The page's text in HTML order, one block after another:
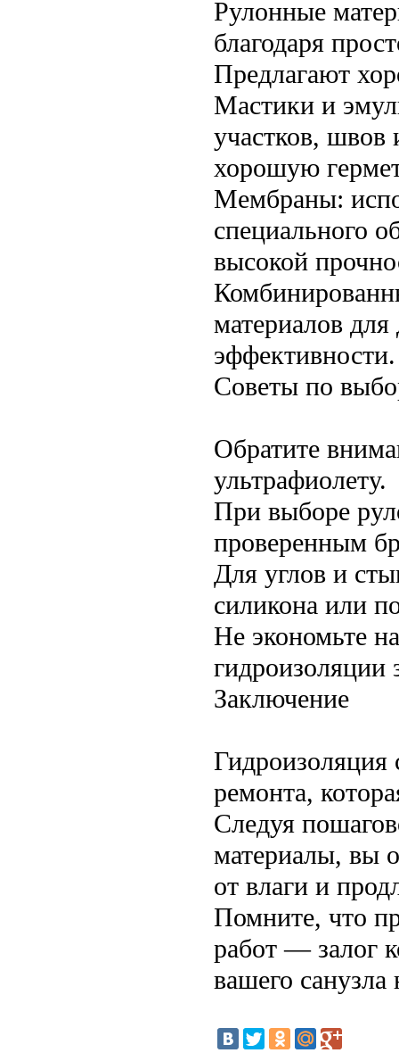
Рулонные
благодаря
Предлагают
Мастики и
участков, швов
хорошую
Мембраны:
специального
высокой
материалов
эффективности.
Советы по
Обратите
ультрафиолету.
При выборе
проверенным
Для углов и
силикона или
Не экономьте
гидроизоляции
Заключение
Гидроизоляция
ремонта,
Следуя
материалы, вы
от влаги и
Помните, что
работ — залог
вашего санузла